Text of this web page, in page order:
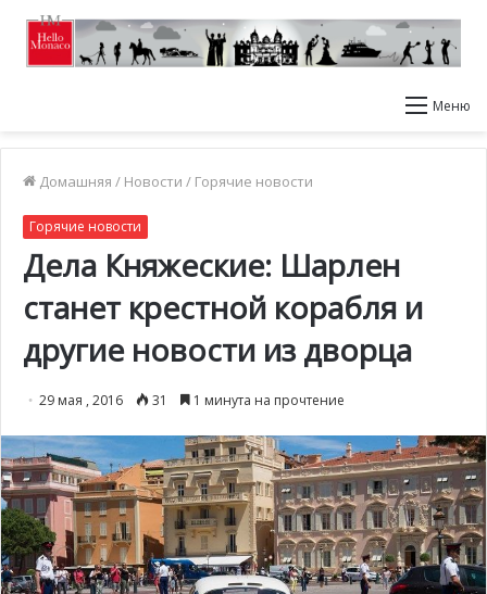
Меню
Домашняя / Новости / Горячие новости
Горячие новости
Дела Княжеские: Шарлен
станет крестной корабля и
другие новости из дворца
29 мая , 2016 31 1 минута на прочтение